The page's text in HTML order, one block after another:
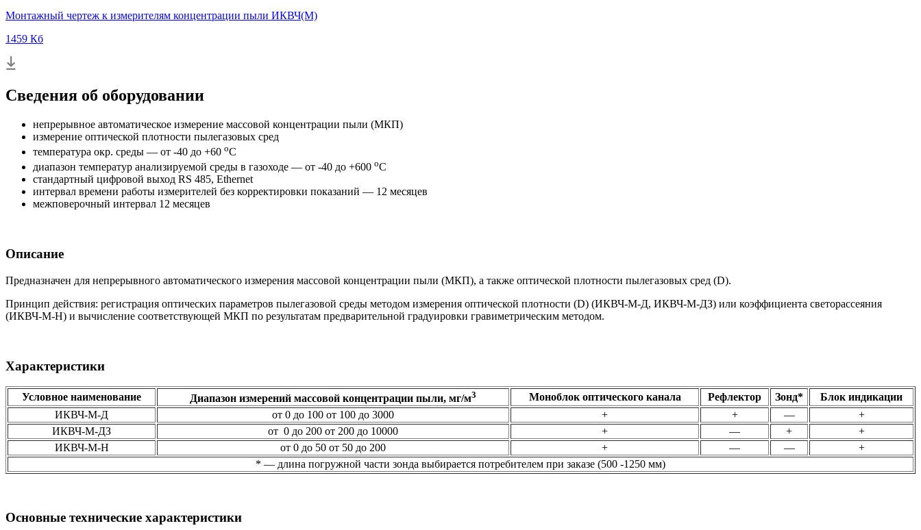
Монтажный чертеж к измерителям концентрации пыли ИКВЧ(М)
1459 Кб
Сведения об оборудовании
непрерывное автоматическое измерение массовой концентрации пыли (МКП)
измерение оптической плотности пылегазовых сред
температура окр. среды — от -40 до +60 оС
диапазон температур анализируемой среды в газоходе — от -40 до +600 оС
стандартный цифровой выход RS 485, Ethernet
интервал времени работы измерителей без корректировки показаний — 12 месяцев
межповерочный интервал 12 месяцев
Описание
Предназначен для непрерывного автоматического измерения массовой концентрации пыли (МКП), а также оптической плотности пылегазовых сред (D).
Принцип действия: регистрация оптических параметров пылегазовой среды методом измерения оптической плотности (D) (ИКВЧ-М-Д, ИКВЧ-М-ДЗ) или коэффициента светорассеяния
(ИКВЧ-М-Н) и вычисление соответствующей МКП по результатам предварительной градуировки гравиметрическим методом.
Характеристики
Условное наименование Диапазон измерений массовой концентрации пыли, мг/м3 Моноблок оптического канала Рефлектор Зонд* Блок индикации
ИКВЧ-М-Д
от 0 до 100 от 100 до 3000 + + —
+
ИКВЧ-М-ДЗ
от 0 до 200 от 200 до 10000 + — +
+
ИКВЧ-М-Н
от 0 до 50 от 50 до 200 + — —
+
* — длина погружной части зонда выбирается потребителем при заказе (500 -1250 мм)
Основные технические характеристики